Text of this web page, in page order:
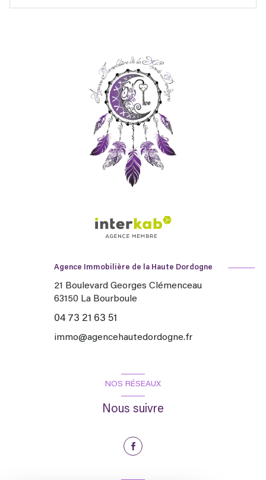
Agence Immobilière de la Haute Dordogne
21 Boulevard Georges Clémenceau
63150 La Bourboule
04 73 21 63 51
immo@agencehautedordogne.fr
NOS RÉSEAUX
Nous suivre